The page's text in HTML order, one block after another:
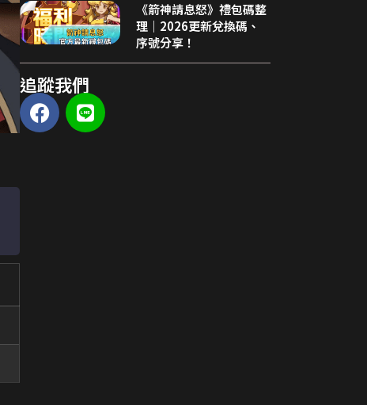
《箭神請息怒》禮包碼整
理｜2026更新兌換碼、
序號分享！
追蹤我們